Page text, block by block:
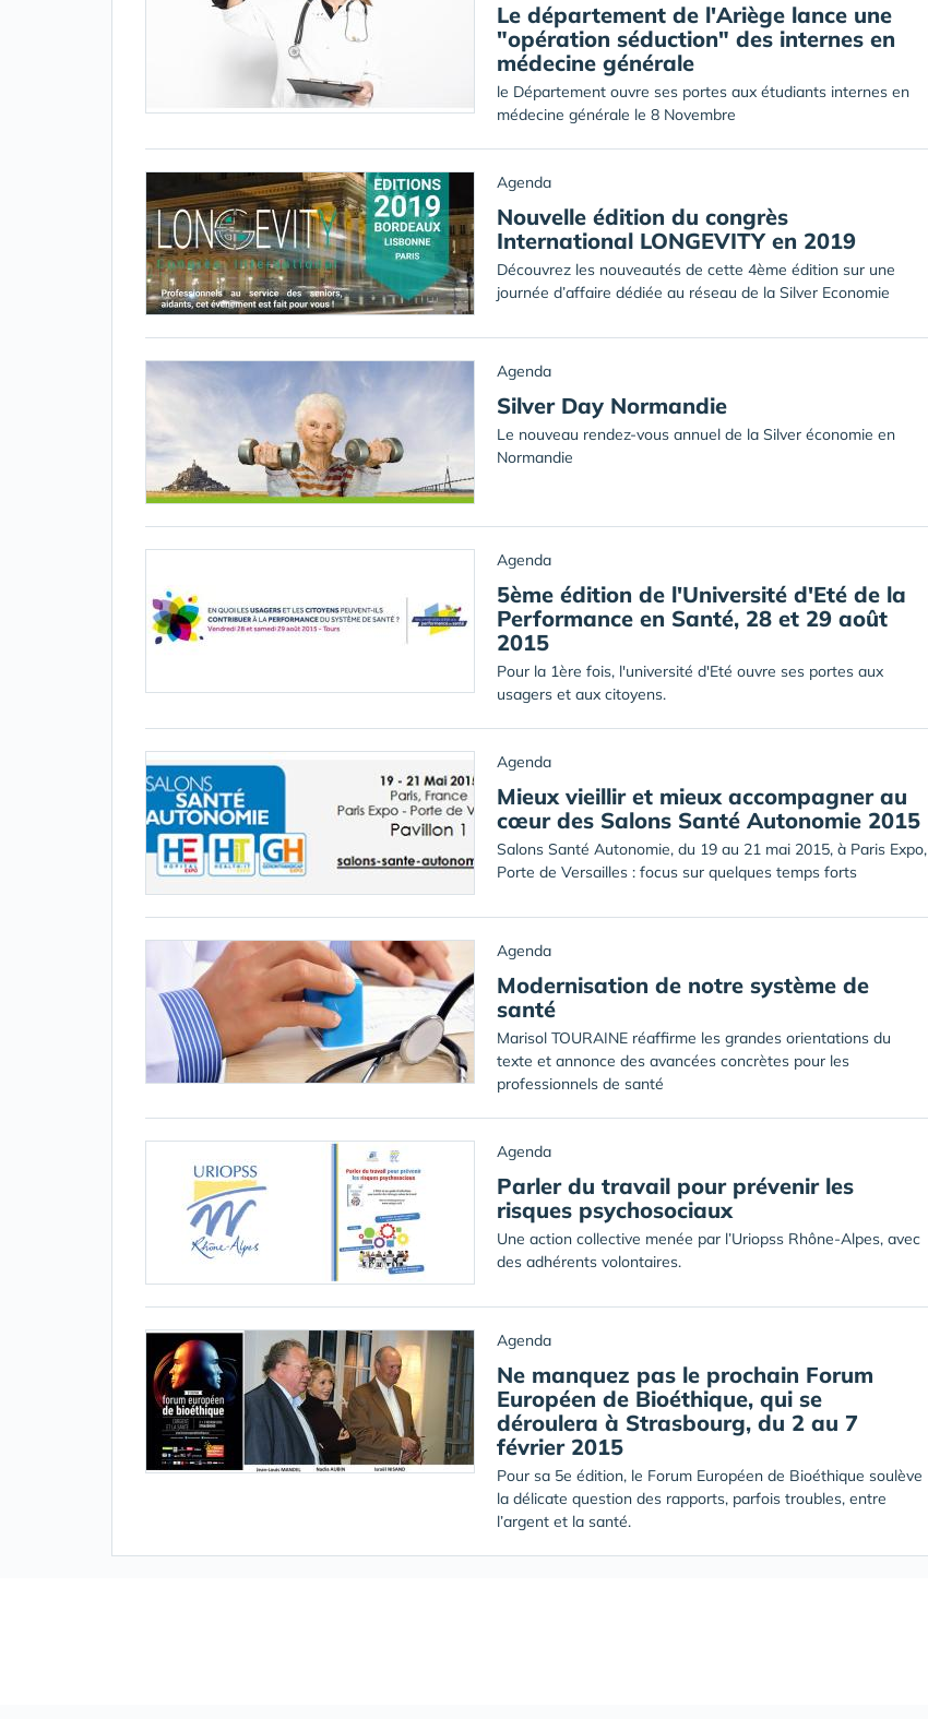
Le département de l'Ariège lance une
"opération séduction" des internes en
médecine générale
le Département ouvre ses portes aux étudiants internes en
médecine générale le 8 Novembre
Agenda
Nouvelle édition du congrès
International LONGEVITY en 2019
Découvrez les nouveautés de cette 4ème édition sur une
journée d’affaire dédiée au réseau de la Silver Economie
Agenda
Silver Day Normandie
Le nouveau rendez-vous annuel de la Silver économie en
Normandie
Agenda
5ème édition de l'Université d'Eté de la
Performance en Santé, 28 et 29 août
2015
Pour la 1ère fois, l'université d'Eté ouvre ses portes aux
usagers et aux citoyens.
Agenda
Mieux vieillir et mieux accompagner au
cœur des Salons Santé Autonomie 2015
Salons Santé Autonomie, du 19 au 21 mai 2015, à Paris Expo,
Porte de Versailles : focus sur quelques temps forts
Agenda
Modernisation de notre système de
santé
Marisol TOURAINE réaffirme les grandes orientations du
texte et annonce des avancées concrètes pour les
professionnels de santé
Agenda
Parler du travail pour prévenir les
risques psychosociaux
Une action collective menée par l’Uriopss Rhône-Alpes, avec
des adhérents volontaires.
Agenda
Ne manquez pas le prochain Forum
Européen de Bioéthique, qui se
déroulera à Strasbourg, du 2 au 7
février 2015
Pour sa 5e édition, le Forum Européen de Bioéthique soulève
la délicate question des rapports, parfois troubles, entre
l’argent et la santé.